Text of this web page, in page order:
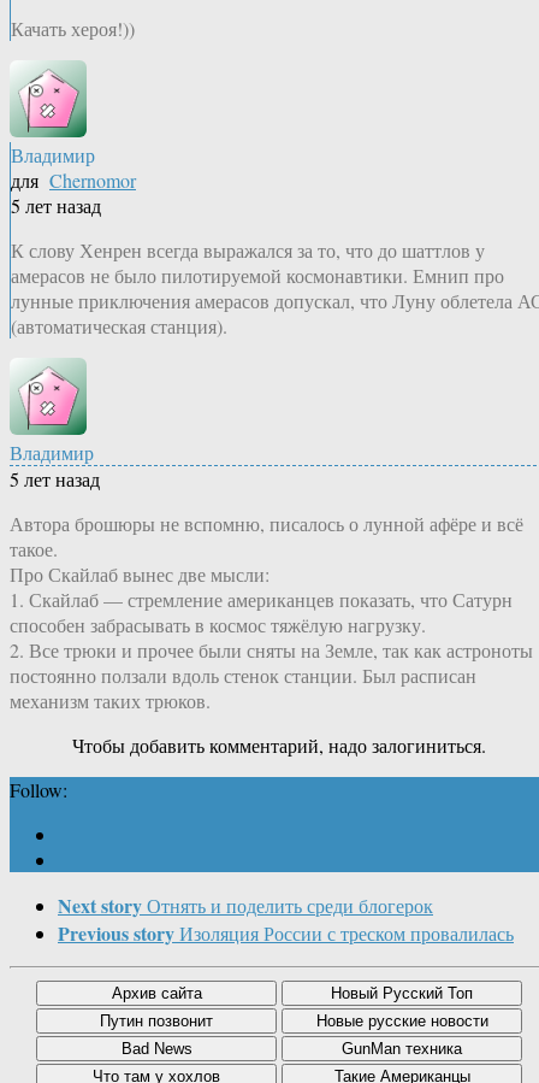
Качать хероя!))
Владимир
для Chernomor
5 лет назад
К слову Хенрен всегда выражался за то, что до шаттлов у
амерасов не было пилотируемой космонавтики. Емнип про
лунные приключения амерасов допускал, что Луну облетела
(автоматическая станция).
Владимир
5 лет назад
Автора брошюры не вспомню, писалось о лунной афёре и всё
такое.
Про Скайлаб вынес две мысли:
1. Скайлаб — стремление американцев показать, что Сатурн
способен забрасывать в космос тяжёлую нагрузку.
2. Все трюки и прочее были сняты на Земле, так как астроноты
постоянно ползали вдоль стенок станции. Был расписан
механизм таких трюков.
Чтобы добавить комментарий, надо залогиниться.
Follow:
Next storyОтнять и поделить среди блогерок
Previous storyИзоляция России с треском провалилась